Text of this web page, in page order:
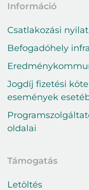
Információ
Csatlakozási
Befogadóhely
Jogdíj fizetési
események
oldalai
Támogatás
Letöltés